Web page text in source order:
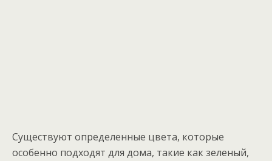
Существуют определенные цвета, которые
особенно подходят для дома, такие как зеленый,